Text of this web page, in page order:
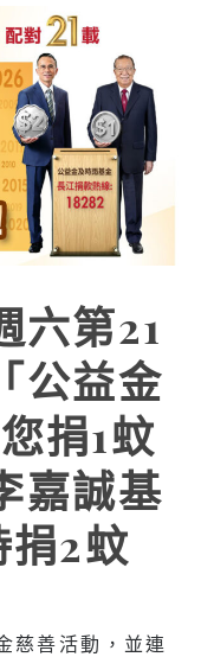
六第21
公益金
捐1蚊
嘉誠基
2蚊
慈善活動，並連